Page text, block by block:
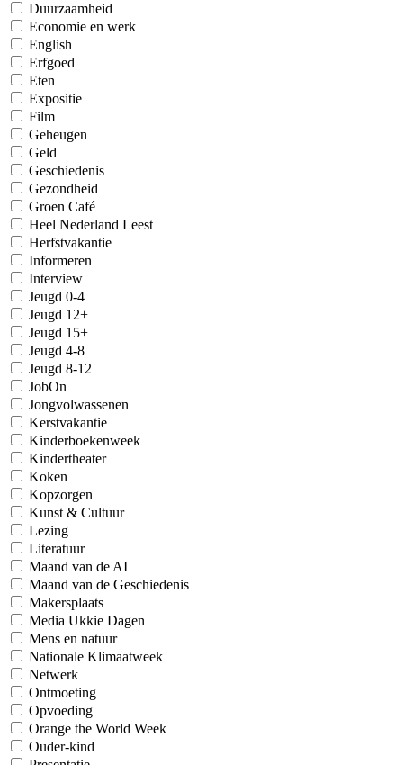
Duurzaamheid
Economie en werk
English
Erfgoed
Eten
Expositie
Film
Geheugen
Geld
Geschiedenis
Gezondheid
Groen Café
Heel Nederland Leest
Herfstvakantie
Informeren
Interview
Jeugd 0-4
Jeugd 12+
Jeugd 15+
Jeugd 4-8
Jeugd 8-12
JobOn
Jongvolwassenen
Kerstvakantie
Kinderboekenweek
Kindertheater
Koken
Kopzorgen
Kunst & Cultuur
Lezing
Literatuur
Maand van de AI
Maand van de Geschiedenis
Makersplaats
Media Ukkie Dagen
Mens en natuur
Nationale Klimaatweek
Netwerk
Ontmoeting
Opvoeding
Orange the World Week
Ouder-kind